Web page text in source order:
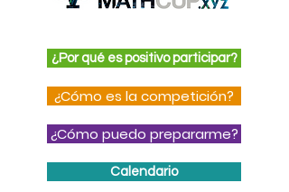
¿Por qué es positivo participar?
¿Cómo es la competición?
¿Cómo puedo prepararme?
Calendario